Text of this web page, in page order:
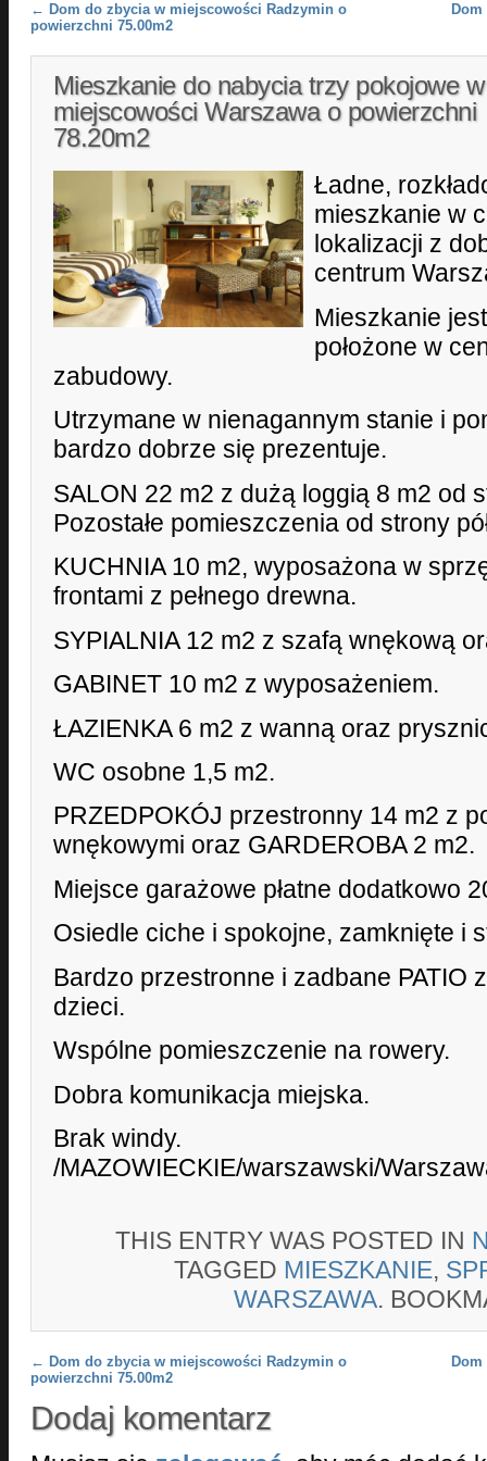
Post navigation
← Dom do zbycia w miejscowości Radzymin o
powierzchni 75.00m2
Mieszkanie do nabycia trzy pokojowe w
miejscowości Warszawa o powierzchni
78.20m2
Ładne,
mieszkanie w
lokalizacji z
centrum
Mieszkanie
położone w
zabudowy.
Utrzymane w nienagannym stanie i
bardzo dobrze się prezentuje.
SALON 22 m2 z dużą loggią 8 m2 od
Pozostałe pomieszczenia od strony
KUCHNIA 10 m2, wyposażona w
frontami z pełnego drewna.
SYPIALNIA 12 m2 z szafą wnękową
GABINET 10 m2 z wyposażeniem.
ŁAZIENKA 6 m2 z wanną oraz
WC osobne 1,5 m2.
PRZEDPOKÓJ przestronny 14 m2 z
wnękowymi oraz GARDEROBA 2 m2.
Miejsce garażowe płatne dodatkowo
Osiedle ciche i spokojne, zamknięte i
Bardzo przestronne i zadbane PATIO
dzieci.
Wspólne pomieszczenie na rowery.
Dobra komunikacja miejska.
Brak windy.
/MAZOWIECKIE/warszawski/
THIS ENTRY WAS POSTED IN
TAGGED MIESZKANIE,
WARSZAWA.
Post navigation
← Dom do zbycia w miejscowości Radzymin o
powierzchni 75.00m2
Dodaj komentarz